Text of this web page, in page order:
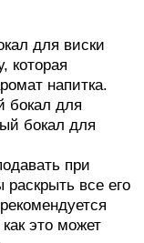
для виски
которая
напитка.
бокал для
бокал для
при
раскрыть все его
это может